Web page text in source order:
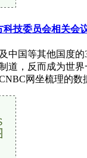
科技委员会相关会
中国等其他国度的
道，反而成为世
网坐梳理的数